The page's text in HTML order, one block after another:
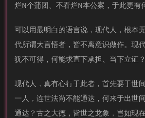
烂N个蒲团、不看烂N本公案，于此更有
可以用最明白的语言说，现代人，根本
代所谓大言悟者，皆不离意识做作。现
犹不可得，何能求直下承担、当下立证？
现代人，真有心行于此者，首先要于世
一人，连世法尚不能通达，何来于出世
通达？古之大德，皆世之龙象，岂如现